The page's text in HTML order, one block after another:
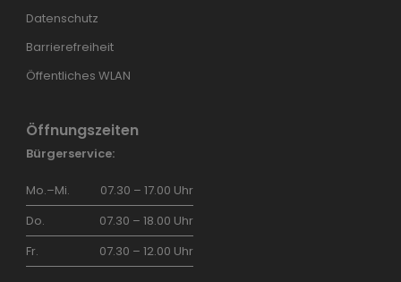
Datenschutz
Barrierefreiheit
Öffentliches WLAN
Öffnungszeiten
Bürgerservice:
Mo.–Mi.
07.30 – 17.00 Uhr
Do.
07.30 – 18.00 Uhr
Fr.
07.30 – 12.00 Uhr